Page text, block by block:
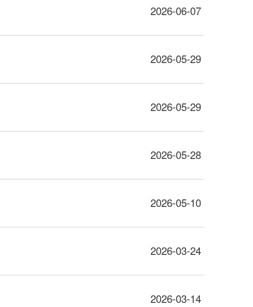
2026-06-07
2026-05-29
2026-05-29
2026-05-28
2026-05-10
2026-03-24
2026-03-14